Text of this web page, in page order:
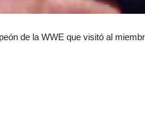
de la WWE que visitó al